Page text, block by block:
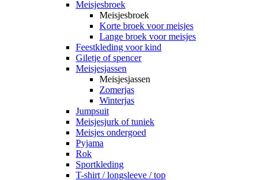
Meisjesbroek
Meisjesbroek
Korte broek voor meisjes
Lange broek voor meisjes
Feestkleding voor kind
Giletje of spencer
Meisjesjassen
Meisjesjassen
Zomerjas
Winterjas
Jumpsuit
Meisjesjurk of tuniek
Meisjes ondergoed
Pyjama
Rok
Sportkleding
T-shirt / longsleeve / top